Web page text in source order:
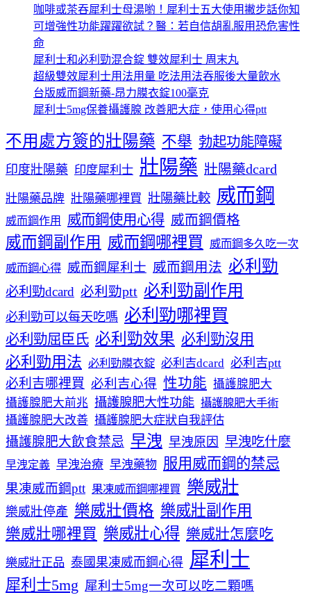
咖啡或茶吞犀利士母湯喲！犀利士五大使用撇步話你知
可增強性功能躍躍欲試？醫：若自信胡亂服用恐危害性
命
犀利士和必利勁混合錠 雙效犀利士 周末丸
超級雙效犀利士用法用量 吃法用法吞服後大量飲水
台版威而鋼新藥-昂力膜衣錠100毫克
犀利士5mg保養攝護腺 改善肥大症，使用心得ptt
不用處方簽的壯陽藥 不舉 勃起功能障礙
印度壯陽藥 印度犀利士 壯陽藥 壯陽藥dcard
壯陽藥品牌 壯陽藥哪裡買 壯陽藥比較 威而鋼
威而鋼作用 威而鋼使用心得 威而鋼價格
威而鋼副作用 威而鋼哪裡買
威而鋼多久吃一次
威而鋼心得 威而鋼犀利士 威而鋼用法 必利勁
必利勁dcard 必利勁ptt 必利勁副作用
必利勁可以每天吃嗎 必利勁哪裡買
必利勁屈臣氏 必利勁效果 必利勁沒用
必利勁用法 必利勁膜衣錠 必利吉dcard 必利吉ptt
必利吉哪裡買 必利吉心得 性功能 攝護腺肥大
攝護腺肥大前兆 攝護腺肥大性功能 攝護腺肥大手術
攝護腺肥大改善 攝護腺肥大症狀自我評估
攝護腺肥大飲食禁忌 早洩 早洩原因 早洩吃什麼
早洩定義 早洩治療 早洩藥物 服用威而鋼的禁忌
果凍威而鋼ptt 果凍威而鋼哪裡買 樂威壯
樂威壯停產 樂威壯價格 樂威壯副作用
樂威壯哪裡買 樂威壯心得 樂威壯怎麼吃
樂威壯正品 泰國果凍威而鋼心得 犀利士
犀利士5mg 犀利士5mg一次可以吃二顆嗎